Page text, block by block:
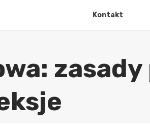
Kontakt